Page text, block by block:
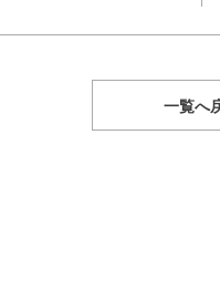
一覧へ